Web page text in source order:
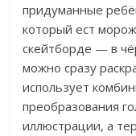
придуманные
который ест
скейтборде — в
можно сразу
использует
преобразования
иллюстрации, а